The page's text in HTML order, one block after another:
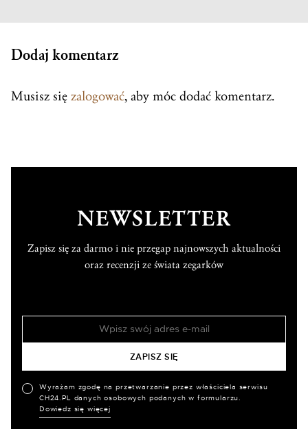
Dodaj komentarz
Musisz się zalogować, aby móc dodać komentarz.
NEWSLETTER
Zapisz się za darmo i nie przegap najnowszych aktualności
oraz recenzji ze świata zegarków
Wyrażam zgodę na przetwarzanie przez właściciela serwisu
CH24.PL danych osobowych podanych w formularzu.
Dowiedz się więcej